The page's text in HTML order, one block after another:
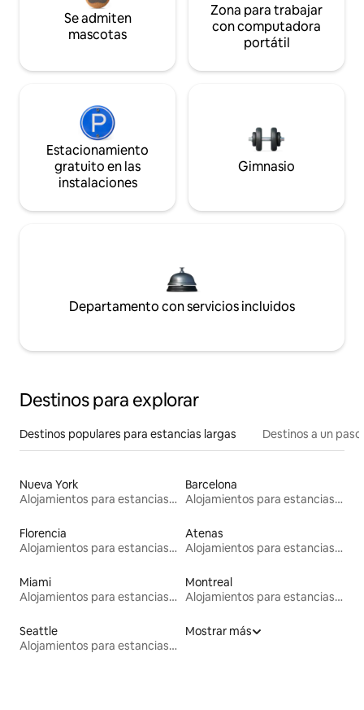
Se admiten
mascotas
Zona para trabajar
con computadora
portátil
Estacionamiento
gratuito en las
instalaciones
Gimnasio
Departamento con servicios incluidos
Destinos para explorar
Destinos populares para estancias largas Destinos a un
Nueva York
Alojamientos para estancias largas
Barcelona
Alojamientos para estancias largas
Florencia
Alojamientos para estancias largas
Atenas
Alojamientos para estancias largas
Miami
Alojamientos para estancias largas
Montreal
Alojamientos para estancias largas
Seattle
Alojamientos para estancias largas
Mostrar más